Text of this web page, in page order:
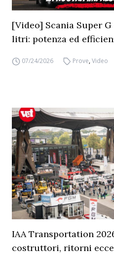
[Video] Scania Super
litri: potenza ed
07/24/2026 Prove,Video
IAA Transportation
costruttori, ritorni